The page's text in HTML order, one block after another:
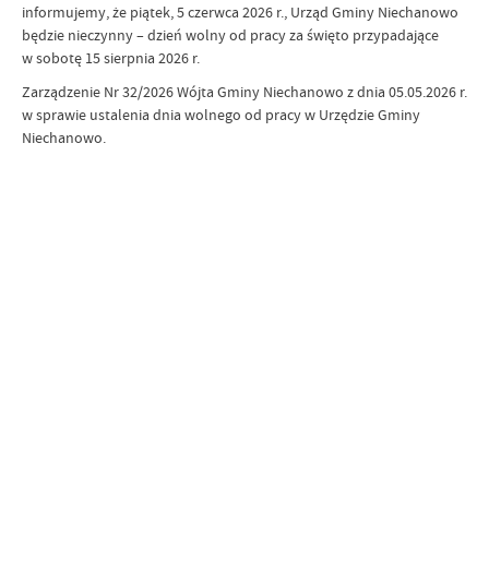
informujemy, że piątek, 5 czerwca 2026 r., Urząd Gminy Niechanowo
będzie nieczynny – dzień wolny od pracy za święto przypadające
w sobotę 15 sierpnia 2026 r.
Zarządzenie Nr 32/2026 Wójta Gminy Niechanowo z dnia 05.05.2026 r.
w sprawie ustalenia dnia wolnego od pracy w Urzędzie Gminy
Niechanowo.